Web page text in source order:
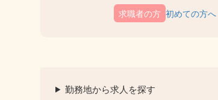
初めての方へ
勤務地から求人を探す